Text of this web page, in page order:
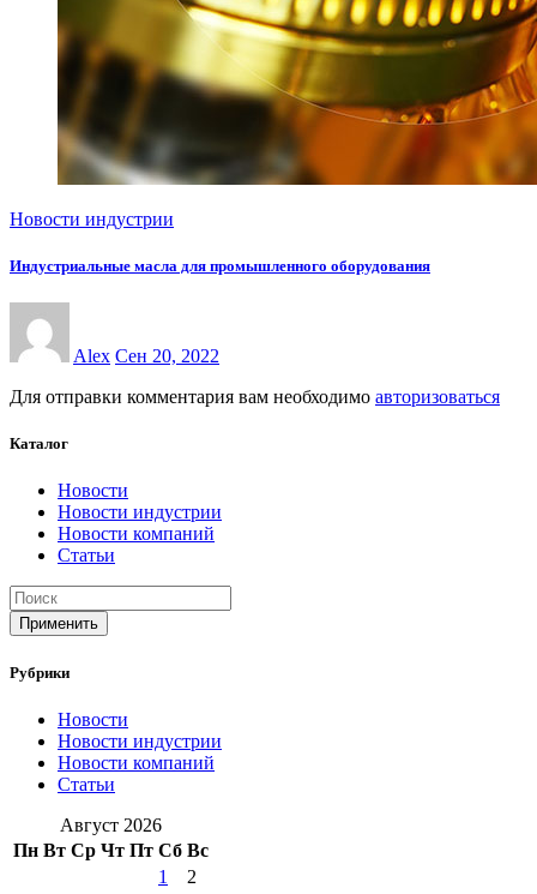
Новости индустрии
Индустриальные масла для промышленного оборудования
Alex Сен 20, 2022
Для отправки комментария вам необходимо авторизоваться
Каталог
Новости
Новости индустрии
Новости компаний
Статьи
Применить
Рубрики
Новости
Новости индустрии
Новости компаний
Статьи
Август 2026
Пн Вт Ср Чт Пт Сб Вс
1
2